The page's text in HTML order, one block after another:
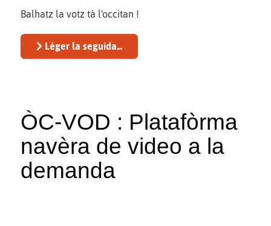
Balhatz la votz tà l'occitan !
Léger la seguida...
ÒC-VOD : Platafòrma
navèra de video a la
demanda